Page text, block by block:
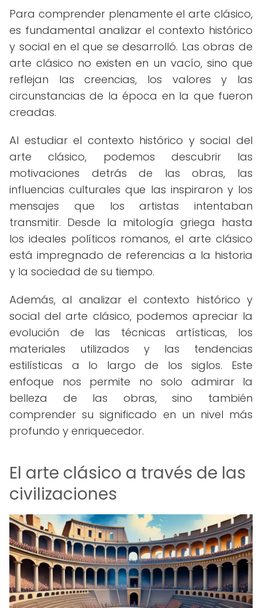
Para comprender plenamente el arte clásico,
es fundamental analizar el contexto histórico
y social en el que se desarrolló. Las obras de
arte clásico no existen en un vacío, sino que
reflejan las creencias, los valores y las
circunstancias de la época en la que fueron
creadas.
Al estudiar el contexto histórico y social del
arte clásico, podemos descubrir las
motivaciones detrás de las obras, las
influencias culturales que las inspiraron y los
mensajes que los artistas intentaban
transmitir. Desde la mitología griega hasta
los ideales políticos romanos, el arte clásico
está impregnado de referencias a la historia
y la sociedad de su tiempo.
Además, al analizar el contexto histórico y
social del arte clásico, podemos apreciar la
evolución de las técnicas artísticas, los
materiales utilizados y las tendencias
estilísticas a lo largo de los siglos. Este
enfoque nos permite no solo admirar la
belleza de las obras, sino también
comprender su significado en un nivel más
profundo y enriquecedor.
El arte clásico a través de las
civilizaciones